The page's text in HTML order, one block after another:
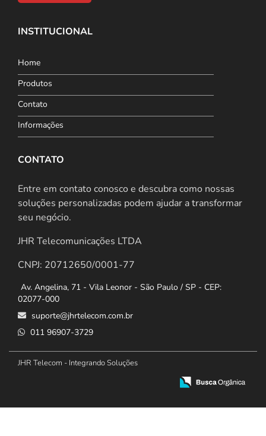
INSTITUCIONAL
Home
Produtos
Contato
Informações
CONTATO
Entre em contato conosco e descubra como nossas
soluções personalizadas podem ajudar a transformar
seu negócio.
JHR Telecomunicações LTDA
CNPJ: 20712650/0001-77
Av. Angelina, 71 - Vila Leonor - São Paulo / SP - CEP:
02077-000
suporte@jhrtelecom.com.br
011 96907-3729
JHR Telecom - Integrando Soluções